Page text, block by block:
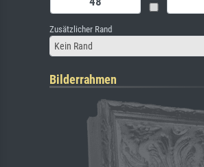
Zusätzlicher Rand
Kein Rand
Bilderrahmen